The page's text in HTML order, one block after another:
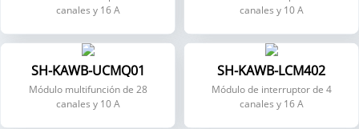
canales y 16 A
canales y 10 A
SH-KAWB-UCMQ01
Módulo multifunción de 28
canales y 10 A
SH-KAWB-LCM402
Módulo de interruptor de 4
canales y 16 A